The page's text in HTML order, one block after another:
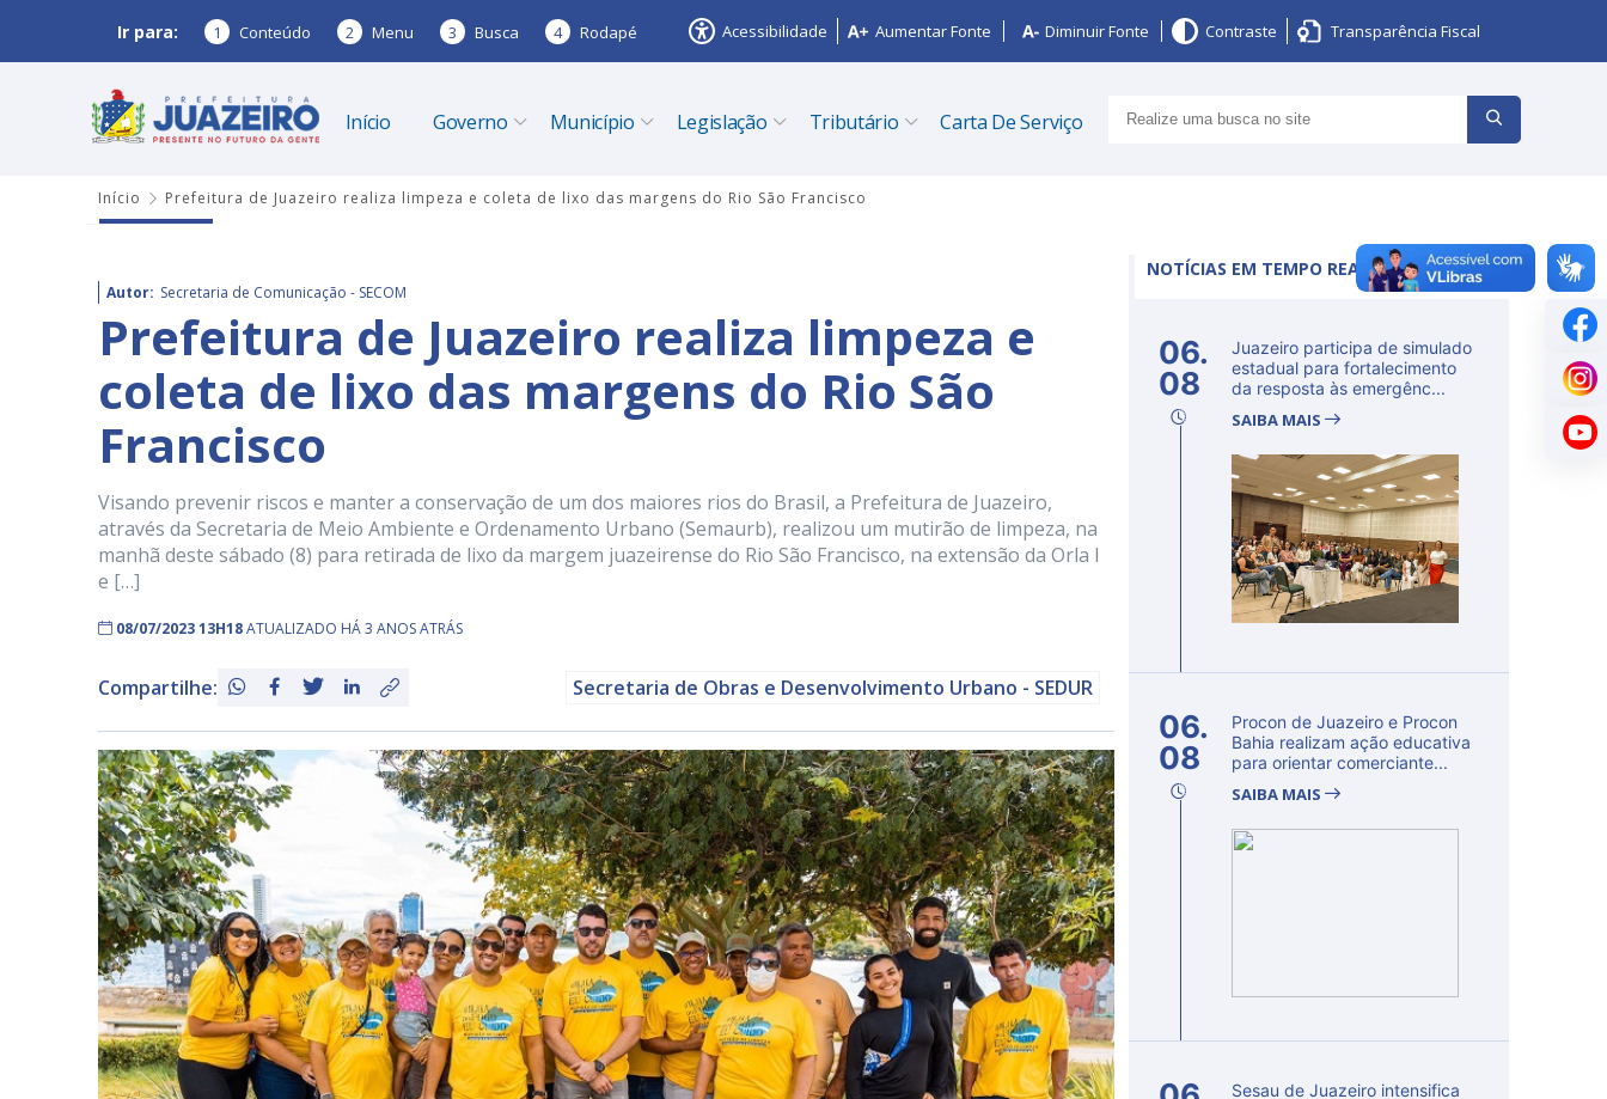
Ir para: 1 Conteúdo 2 Menu 3 Busca 4 Rodapé Acessibilidade Aumentar Fonte Diminuir Fonte Contraste Transparência Fiscal
Início Governo Município Legislação Tributário Carta De Serviço
Início Prefeitura de Juazeiro realiza limpeza e coleta de lixo das margens do Rio São Francisco
Autor: Secretaria de Comunicação - SECOM
Prefeitura de Juazeiro realiza limpeza e
coleta de lixo das margens do Rio São
Francisco
Visando prevenir riscos e manter a conservação de um dos maiores rios do Brasil, a Prefeitura de Juazeiro,
através da Secretaria de Meio Ambiente e Ordenamento Urbano (Semaurb), realizou um mutirão de limpeza, na
manhã deste sábado (8) para retirada de lixo da margem juazeirense do Rio São Francisco, na extensão da Orla I
e […]
08/07/2023 13H18ATUALIZADO HÁ 3 ANOS ATRÁS
Compartilhe: Secretaria de Obras e Desenvolvimento Urbano - SEDUR
NOTÍCIAS EM TEMPO REAL
06.
08
Juazeiro participa de simulado
estadual para fortalecimento
da resposta às emergênc...
SAIBA MAIS
06.
08
Procon de Juazeiro e Procon
Bahia realizam ação educativa
para orientar comerciante...
SAIBA MAIS
Sesau de Juazeiro intensifica